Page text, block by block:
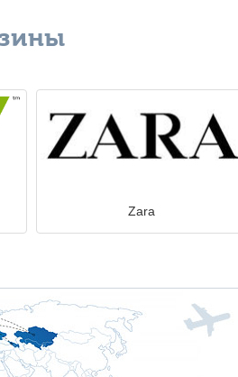
Zara